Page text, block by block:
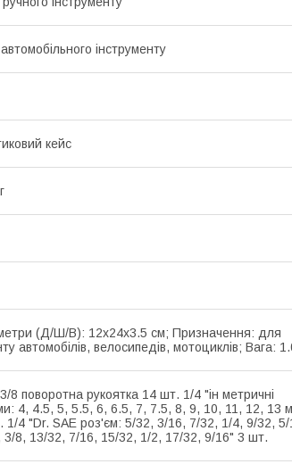
інструменту
кейс
(Д/Ш/В): 12x24x3.5 см; Призначення: для
автомобілів, велосипедів, мотоциклів; Вага:
8 поворотна рукоятка 14 шт. 1/4 "ін метричні
4, 4.5, 5, 5.5, 6, 6.5, 7, 7.5, 8, 9, 10, 11, 12, 13
1/4 "Dr. SAE роз'єм: 5/32, 3/16, 7/32, 1/4, 9/32, 5/
3/8, 13/32, 7/16, 15/32, 1/2, 17/32, 9/16" 3 шт.